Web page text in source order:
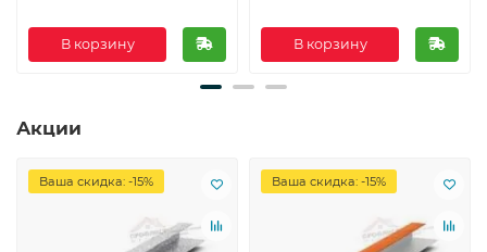
В корзину В корзину
Акции
Ваша скидка: -15% Ваша скидка: -15%